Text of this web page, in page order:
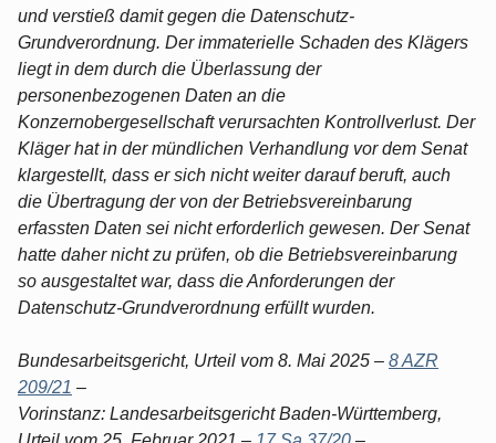
und verstieß damit gegen die Datenschutz-
Grundverordnung. Der immaterielle Schaden des Klägers
liegt in dem durch die Überlassung der
personenbezogenen Daten an die
Konzernobergesellschaft verursachten Kontrollverlust. Der
Kläger hat in der mündlichen Verhandlung vor dem Senat
klargestellt, dass er sich nicht weiter darauf beruft, auch
die Übertragung der von der Betriebsvereinbarung
erfassten Daten sei nicht erforderlich gewesen. Der Senat
hatte daher nicht zu prüfen, ob die Betriebsvereinbarung
so ausgestaltet war, dass die Anforderungen der
Datenschutz-Grundverordnung erfüllt wurden.
Bundesarbeitsgericht, Urteil vom 8. Mai 2025 – 8 AZR
209/21 –
Vorinstanz: Landesarbeitsgericht Baden-Württemberg,